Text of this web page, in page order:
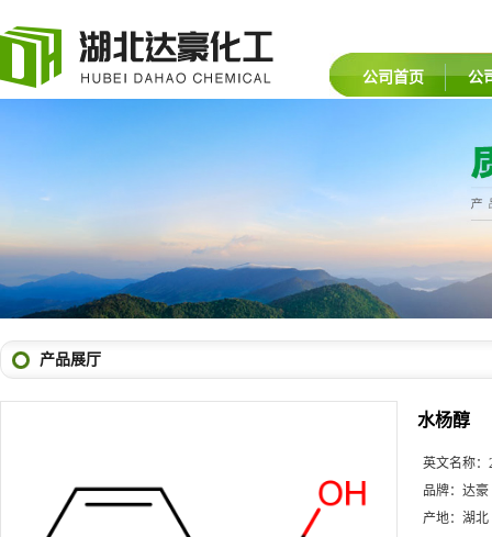
公司首页 公
产品展厅
水杨醇
英文名称：
品牌： 达豪
产地： 湖北